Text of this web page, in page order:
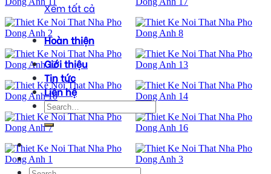
Xem tất cả
Hoàn thiện
Giới thiệu
Tin tức
Liên hệ